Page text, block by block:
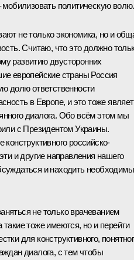
мобилизовать политическую волю.
не только экономика, но и
Считаю, что это должно
развитию двусторонних
европейские страны Россия
долю ответственности
в Европе, и это тоже
диалога. Обо всём этом мы
с Президентом Украины.
российско-
и другие направления нашего
и находить
не только врачеванием
тоже имеются, но и перейти
для конструктивного,
диалога, с тем чтобы